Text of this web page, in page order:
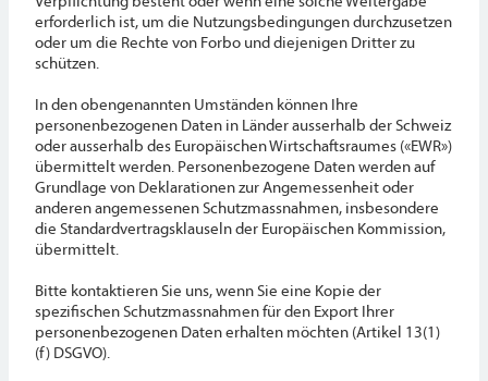
erforderlich ist, um die Nutzungsbedingungen durchzusetzen
oder um die Rechte von Forbo und diejenigen Dritter zu
schützen.
In den obengenannten Umständen können Ihre
personenbezogenen Daten in Länder ausserhalb der Schweiz
oder ausserhalb des Europäischen Wirtschaftsraumes («EWR»)
übermittelt werden. Personenbezogene Daten werden auf
Grundlage von Deklarationen zur Angemessenheit oder
anderen angemessenen Schutzmassnahmen, insbesondere
die Standardvertragsklauseln der Europäischen Kommission,
übermittelt.
Bitte kontaktieren Sie uns, wenn Sie eine Kopie der
spezifischen Schutzmassnahmen für den Export Ihrer
personenbezogenen Daten erhalten möchten (Artikel 13(1)
(f) DSGVO).